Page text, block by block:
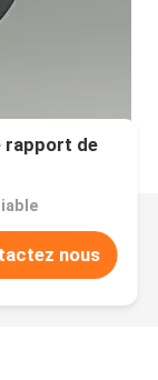
rapport de
nous